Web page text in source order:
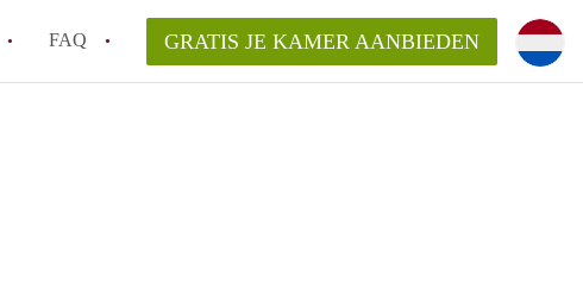
FAQ
snel een kamer vind?
gemiddeld in Rotterdam?
kan ik het beste wonen als student?
GRATIS JE KAMER AANBIEDEN